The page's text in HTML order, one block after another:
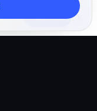
Abone Ol